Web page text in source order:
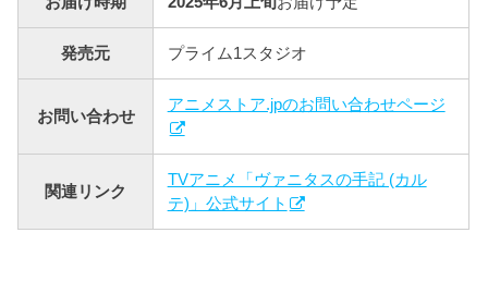
発売元 プライム1スタジオ
お問い合わせ
アニメストア.jpのお問い合わせページ
関連リンク
TVアニメ「ヴァニタスの手記 (カル
テ)」公式サイト